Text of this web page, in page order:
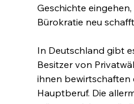
Geschichte
Bürokratie neu
In Deutschland gibt
Besitzer von
ihnen bewirtschaften
Hauptberuf. Die